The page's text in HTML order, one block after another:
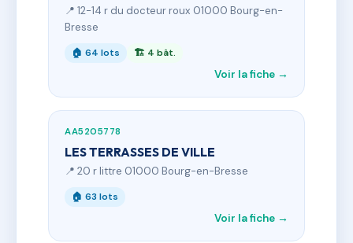
📍 12-14 r du docteur roux 01000 Bourg-en-
Bresse
🏠 64 lots 🏗 4 bât.
Voir la fiche →
AA5205778
LES TERRASSES DE VILLE
📍 20 r littre 01000 Bourg-en-Bresse
🏠 63 lots
Voir la fiche →